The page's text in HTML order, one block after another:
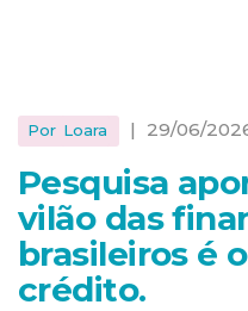
Por Loara | 29/06/
Pesquisa
vilão das
brasileiros é
crédito.